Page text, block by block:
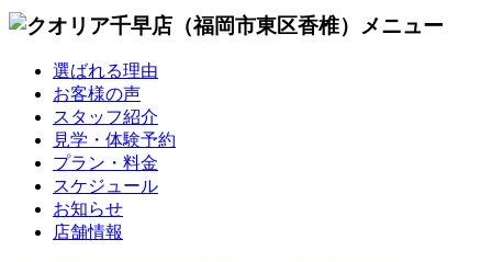
選ばれる理由
お客様の声
スタッフ紹介
見学・体験予約
プラン・料金
スケジュール
お知らせ
店舗情報